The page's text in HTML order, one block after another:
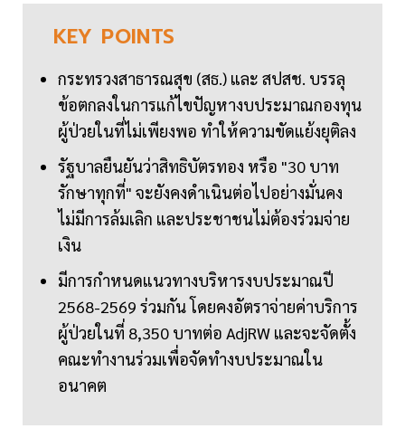
KEY POINTS
กระทรวงสาธารณสุข (สธ.) และ สปสช. บรรลุ
ข้อตกลงในการแก้ไขปัญหางบประมาณกองทุน
ผู้ป่วยในที่ไม่เพียงพอ ทำให้ความขัดแย้งยุติลง
รัฐบาลยืนยันว่าสิทธิบัตรทอง หรือ "30 บาท
รักษาทุกที่" จะยังคงดำเนินต่อไปอย่างมั่นคง
ไม่มีการล้มเลิก และประชาชนไม่ต้องร่วมจ่าย
เงิน
มีการกำหนดแนวทางบริหารงบประมาณปี
2568-2569 ร่วมกัน โดยคงอัตราจ่ายค่าบริการ
ผู้ป่วยในที่ 8,350 บาทต่อ AdjRW และจะจัดตั้ง
คณะทำงานร่วมเพื่อจัดทำงบประมาณใน
อนาคต